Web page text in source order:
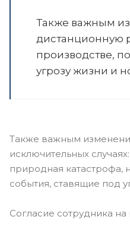
Также важным
дистанционную
производстве,
угрозу жизни и
Также важным
исключительных случаях:
природная катастрофа,
события, ставящие под
Согласие сотрудника